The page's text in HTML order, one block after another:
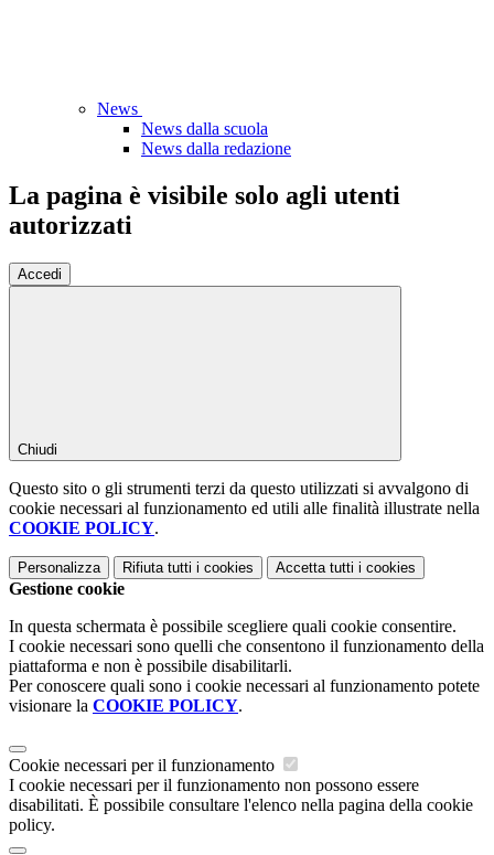
News
News dalla scuola
News dalla redazione
La pagina è visibile solo agli utenti
autorizzati
Accedi
Chiudi
Questo sito o gli strumenti terzi da questo utilizzati si avvalgono di
cookie necessari al funzionamento ed utili alle finalità illustrate nella
COOKIE POLICY.
Personalizza Rifiuta tutti i cookies Accetta tutti i cookies
Gestione cookie
In questa schermata è possibile scegliere quali cookie consentire.
I cookie necessari sono quelli che consentono il funzionamento della
piattaforma e non è possibile disabilitarli.
Per conoscere quali sono i cookie necessari al funzionamento potete
visionare la COOKIE POLICY.
Cookie necessari per il funzionamento
I cookie necessari per il funzionamento non possono essere
disabilitati. È possibile consultare l'elenco nella pagina della cookie
policy.